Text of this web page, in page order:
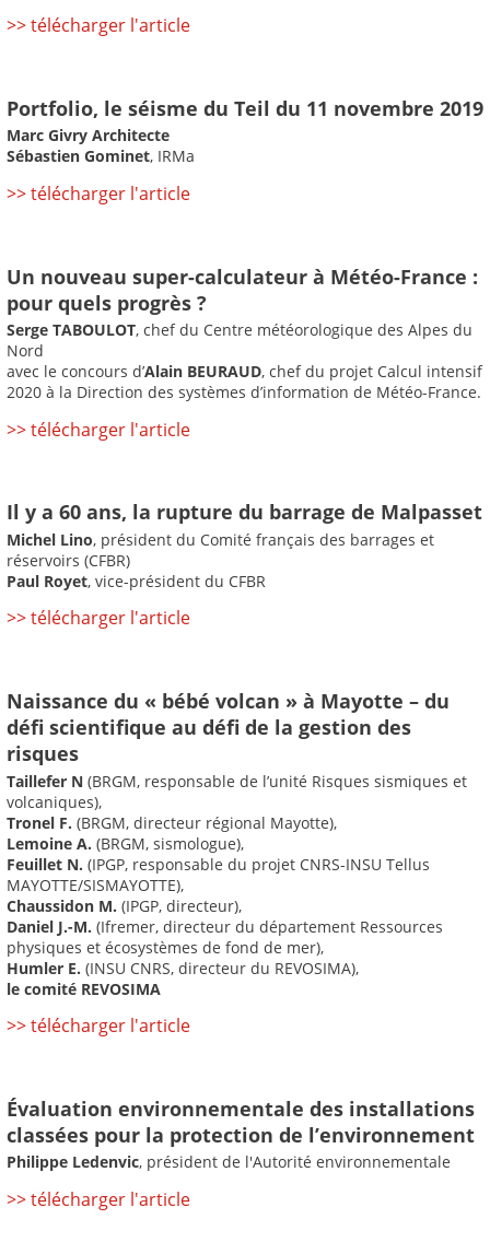
>> télécharger l'article
Portfolio, le séisme du Teil du 11 novembre 2019
Marc Givry Architecte
Sébastien Gominet, IRMa
>> télécharger l'article
Un nouveau super-calculateur à Météo-France :
pour quels progrès ?
Serge TABOULOT, chef du Centre météorologique des Alpes du
Nord
avec le concours d’Alain BEURAUD, chef du projet Calcul intensif
2020 à la Direction des systèmes d’information de Météo-France.
>> télécharger l'article
Il y a 60 ans, la rupture du barrage de Malpasset
Michel Lino, président du Comité français des barrages et
réservoirs (CFBR)
Paul Royet, vice-président du CFBR
>> télécharger l'article
Naissance du « bébé volcan » à Mayotte – du
défi scientifique au défi de la gestion des
risques
Taillefer N (BRGM, responsable de l’unité Risques sismiques et
volcaniques),
Tronel F. (BRGM, directeur régional Mayotte),
Lemoine A. (BRGM, sismologue),
Feuillet N. (IPGP, responsable du projet CNRS-INSU Tellus
MAYOTTE/SISMAYOTTE),
Chaussidon M. (IPGP, directeur),
Daniel J.-M. (Ifremer, directeur du département Ressources
physiques et écosystèmes de fond de mer),
Humler E. (INSU CNRS, directeur du REVOSIMA),
le comité REVOSIMA
>> télécharger l'article
Évaluation environnementale des installations
classées pour la protection de l’environnement
Philippe Ledenvic, président de l'Autorité environnementale
>> télécharger l'article